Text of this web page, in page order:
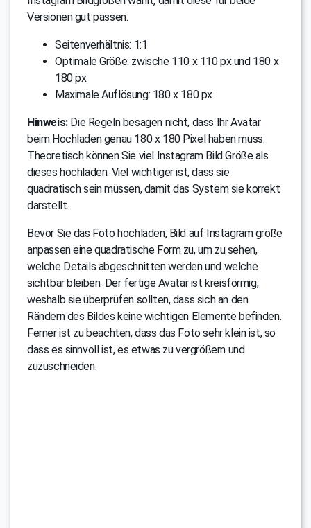
Versionen gut passen.
Seitenverhältnis: 1:1
Optimale Größe: zwische 110 x 110 px und 180 x
180 px
Maximale Auflösung: 180 x 180 px
Hinweis:Die Regeln besagen nicht, dass Ihr Avatar
beim Hochladen genau 180 х 180 Pixel haben muss.
Theoretisch können Sie viel Instagram Bild Größe als
dieses hochladen. Viel wichtiger ist, dass sie
quadratisch sein müssen, damit das System sie korrekt
darstellt.
Bevor Sie das Foto hochladen, Bild auf Instagram größe
anpassen eine quadratische Form zu, um zu sehen,
welche Details abgeschnitten werden und welche
sichtbar bleiben. Der fertige Avatar ist kreisförmig,
weshalb sie überprüfen sollten, dass sich an den
Rändern des Bildes keine wichtigen Elemente befinden.
Ferner ist zu beachten, dass das Foto sehr klein ist, so
dass es sinnvoll ist, es etwas zu vergrößern und
zuzuschneiden.